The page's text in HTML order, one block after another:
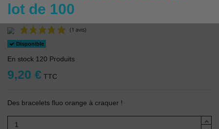
lot de 100
Disponible
En stock 120 Produits
9,20 € TTC
Des bracelets fluo orange à craquer !